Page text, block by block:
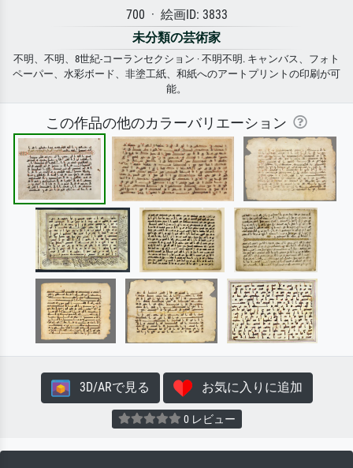
700 · 絵画ID: 3833
未分類の芸術家
不明、不明、8世紀-コーランセクション · 不明不明. キャンバス、フォト
ペーパー、水彩ボード、非塗工紙、和紙へのアートプリントの印刷が可
能。
この作品の他のカラーバリエーション
3D/ARで見る お気に入りに追加
0 レビュー